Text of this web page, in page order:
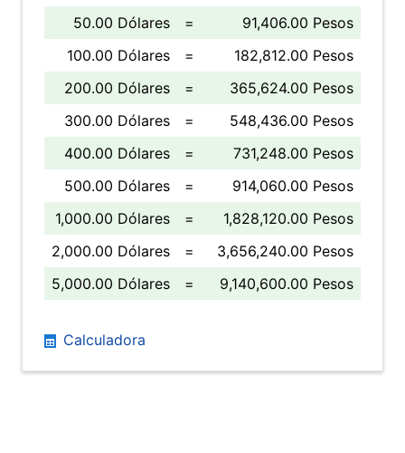
50.00 Dólares
=
91,406.00 Pesos
100.00 Dólares
=
182,812.00 Pesos
200.00 Dólares
=
365,624.00 Pesos
300.00 Dólares
=
548,436.00 Pesos
400.00 Dólares
=
731,248.00 Pesos
500.00 Dólares
=
914,060.00 Pesos
1,000.00 Dólares
=
1,828,120.00 Pesos
2,000.00 Dólares
=
3,656,240.00 Pesos
5,000.00 Dólares
= 9,140,600.00 Pesos
Calculadora